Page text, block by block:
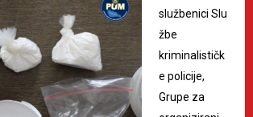
službenici Slu
žbe
kriminalističk
e policije,
Grupe za